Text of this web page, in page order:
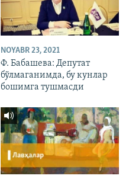
NOYABR 23, 2021
Ф. Бабашева: Депутат
бўлмаганимда, бу кунлар
бошимга тушмасди